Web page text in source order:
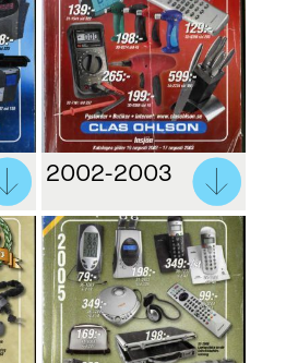
2002-2003